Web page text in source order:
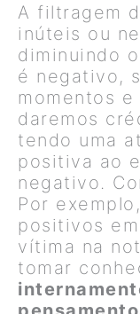
A filtragem
inúteis ou
diminuindo
é negativo,
momentos
daremos
tendo uma
positiva ao
negativo.
Por
positivos
vítima na
tomar